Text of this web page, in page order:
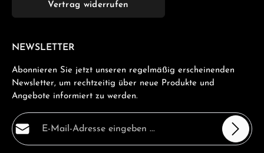
Vertrag widerrufen
NEWSLETTER
Abonnieren Sie jetzt unseren regelmäßig erscheinenden
Newsletter, um rechtzeitig über neue Produkte und
Angebote informiert zu werden.
E-Mail-Adresse*